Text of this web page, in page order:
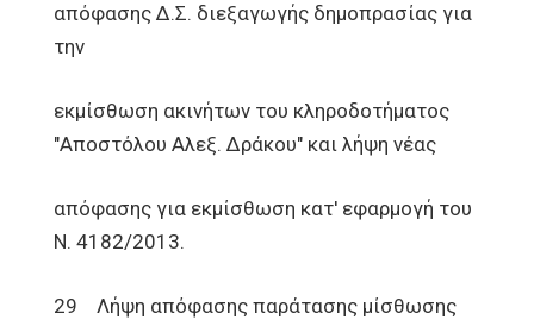
απόφασης Δ.Σ. διεξαγωγής δημοπρασίας για
την
εκμίσθωση ακινήτων του κληροδοτήματος
"Αποστόλου Αλεξ. Δράκου" και λήψη νέας
απόφασης για εκμίσθωση κατ' εφαρμογή του
Ν. 4182/2013.
29 Λήψη απόφασης παράτασης μίσθωσης